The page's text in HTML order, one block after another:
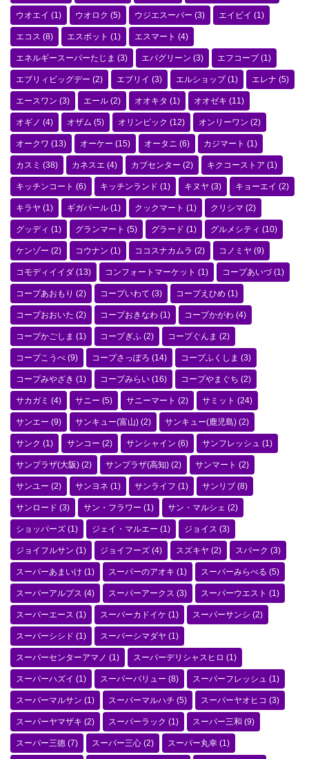
ウオエイ (1) ウオロク (5) ウジエスーパー (3) エイビイ (1)
エコス (8) エスポット (1) エスマート (4)
エネルギースーパーたじま (3) エバグリーン (3) エフコープ(1)
エブリィビッグデー (2) エブリイ (3) エルショップ(1) エレナ (5)
エースワン (3) エール (2) オオキタ (1) オオゼキ (11)
オギノ (4) オザム (5) オリンピック (12) オンリーワン (2)
オークワ (13) オーケー (15) オータニ (6) カジマート (1)
カスミ (38) カネスエ (4) カブセンター (2) キクコーストア (1)
キッチンコート (6) キッチンランド (1) キヌヤ (3) キョーエイ (2)
キラヤ (1) ギガパール (1) クックマート (1) クリシマ (2)
グッディ (1) グランマート (5) グラード (1) グルメシティ (10)
ケンゾー (2) コウナン (1) ココスナカムラ (2) コノミヤ (9)
コモディイイダ (13) コンフォートマーケット (1) コープあいづ(1)
コープあおもり (2) コープいわて (3) コープえひめ (1)
コープおおいた (2) コープおきなわ (1) コープかがわ (4)
コープかごしま (1) コープぎふ (2) コープぐんま (2)
コープこうべ (9) コープさっぽろ (14) コープふくしま (3)
コープみやざき (1) コープみらい (16) コープやまぐち (2)
サカガミ (4) サニー (5) サニーマート (2) サミット (24)
サンエー (9) サンキュー(富山) (2) サンキュー(鹿児島) (2)
サンク (1) サンコー (2) サンシャイン (6) サンフレッシュ (1)
サンプラザ(大阪) (2) サンプラザ(高知) (2) サンマート (2)
サンユー (2) サンヨネ (1) サンライフ (1) サンリブ (8)
サンロード (3) サン・フラワー (1) サン・マルシェ (2)
ショッパーズ (1) ジェイ・マルエー (1) ジョイス (3)
ジョイフルサン (1) ジョイフーズ (4) スズキヤ (2) スパーク (3)
スーパーあまいけ (1) スーパーのアオキ (1) スーパーみらべる (5)
スーパーアルプス (4) スーパーアークス (3) スーパーウエスト (1)
スーパーエース (1) スーパーカドイケ (1) スーパーサンシ (2)
スーパーシシド (1) スーパーシマダヤ (1)
スーパーセンターアマノ (1) スーパーデリシャスヒロ (1)
スーパーハズイ (1) スーパーバリュー (8) スーパーフレッシュ (1)
スーパーマルサン (1) スーパーマルハチ (5) スーパーヤオヒコ (3)
スーパーヤマザキ (2) スーパーラック (1) スーパー三和 (9)
スーパー三徳 (7) スーパー三心 (2) スーパー丸幸 (1)